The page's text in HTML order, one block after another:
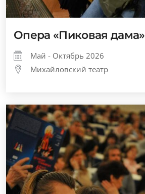
Опера «Пиковая дама»
Май - Октябрь 2026
Михайловский театр